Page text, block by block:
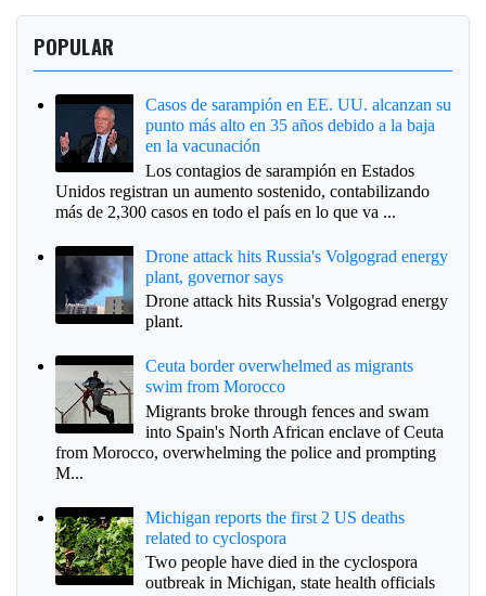
POPULAR
Casos de sarampión en EE. UU. alcanzan su
punto más alto en 35 años debido a la baja
en la vacunación
Los contagios de sarampión en Estados
Unidos registran un aumento sostenido, contabilizando
más de 2,300 casos en todo el país en lo que va ...
Drone attack hits Russia's Volgograd energy
plant, governor says
Drone attack hits Russia's Volgograd energy
plant.
Ceuta border overwhelmed as migrants
swim from Morocco
Migrants broke through fences and swam
into Spain's North African enclave of Ceuta
from Morocco, overwhelming the police and prompting
M...
Michigan reports the first 2 US deaths
related to cyclospora
Two people have died in the cyclospora
outbreak in Michigan, state health officials